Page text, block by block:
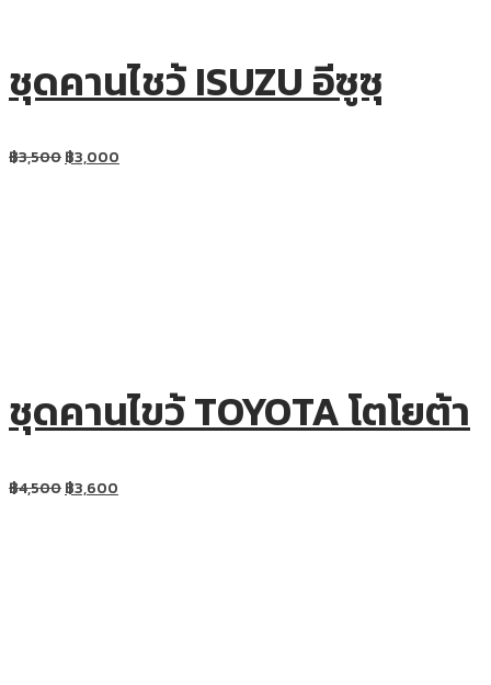
ชุดคานไชว้ ISUZU อีซูซุ
฿3,500฿3,000
ชุดคานไขว้ TOYOTA โตโยต้า
฿4,500฿3,600